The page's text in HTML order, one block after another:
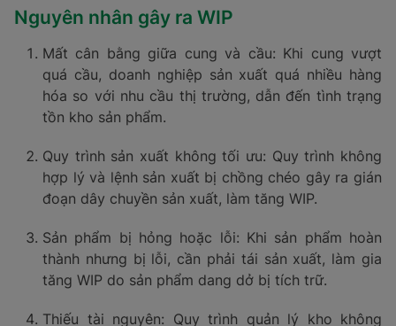
Nguyên nhân gây ra WIP
Mất cân bằng giữa cung và cầu: Khi cung vượt
quá cầu, doanh nghiệp sản xuất quá nhiều hàng
hóa so với nhu cầu thị trường, dẫn đến tình trạng
tồn kho sản phẩm.
Quy trình sản xuất không tối ưu: Quy trình không
hợp lý và lệnh sản xuất bị chồng chéo gây ra gián
đoạn dây chuyền sản xuất, làm tăng WIP.
Sản phẩm bị hỏng hoặc lỗi: Khi sản phẩm hoàn
thành nhưng bị lỗi, cần phải tái sản xuất, làm gia
tăng WIP do sản phẩm dang dở bị tích trữ.
Thiếu tài nguyên: Quy trình quản lý kho không